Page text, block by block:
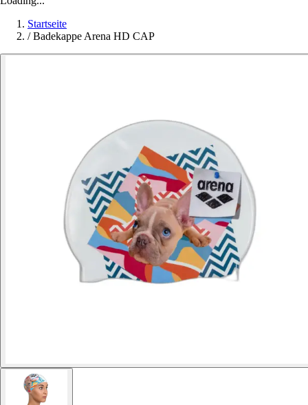
Startseite
/ Badekappe Arena HD CAP